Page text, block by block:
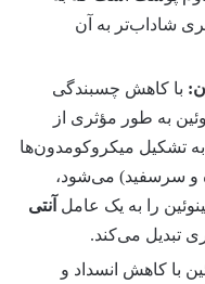
شاداب‌تر به آن
با کاهش چسبندگی
به طور مؤثری از
تشکیل میکروکومدون‌ها
سرسفید) می‌شود،
را به یک عامل آنتی
تبدیل می‌کند.
با کاهش انسداد و